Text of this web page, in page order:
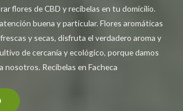
flores de CBD y recíbelas en tu domicilio.
buena y particular. Flores aromáticas
y secas, disfruta el verdadero aroma y
de cercanía y ecológico, porque damos
nosotros. Recíbelas en Facheca